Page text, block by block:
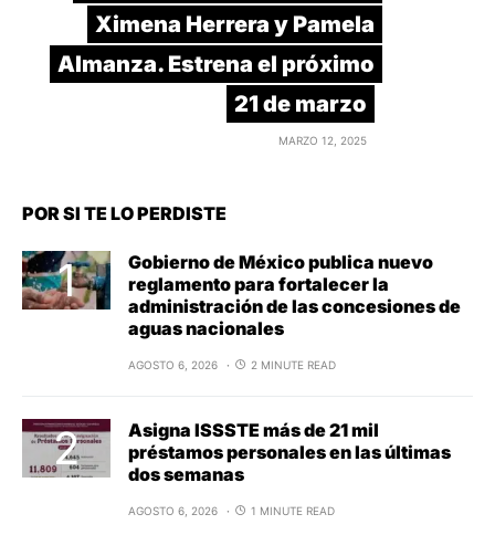
Ximena Herrera y Pamela
Almanza. Estrena el próximo
21 de marzo
MARZO 12, 2025
POR SI TE LO PERDISTE
Gobierno de México publica nuevo
reglamento para fortalecer la
administración de las concesiones de
aguas nacionales
AGOSTO 6, 2026 2 MINUTE READ
Asigna ISSSTE más de 21 mil
préstamos personales en las últimas
dos semanas
AGOSTO 6, 2026 1 MINUTE READ